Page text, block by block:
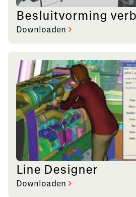
Besluitvorming
Downloaden
Line Designer
Downloaden